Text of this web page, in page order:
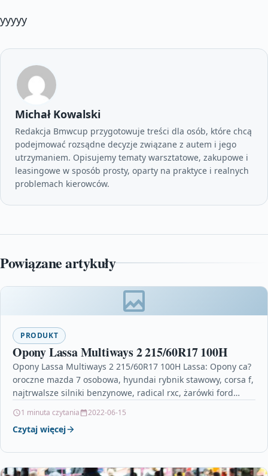
yyyyy
Michał Kowalski
Redakcja Bmwcup przygotowuje treści dla osób, które chcą
podejmować rozsądne decyzje związane z autem i jego
utrzymaniem. Opisujemy tematy warsztatowe, zakupowe i
leasingowe w sposób prosty, oparty na praktyce i realnych
problemach kierowców.
Powiązane artykuły
PRODUKT
Opony Lassa Multiways 2 215/60R17 100H
Opony Lassa Multiways 2 215/60R17 100H Lassa: Opony ca?
oroczne mazda 7 osobowa, hyundai rybnik stawowy, corsa f,
najtrwalsze silniki benzynowe, radical rxc, żarówki ford…
1 minuta czytania 2022-06-15
Czytaj więcej